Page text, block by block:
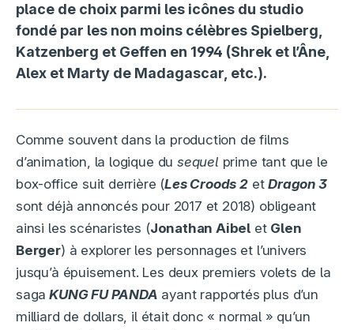
place de choix parmi les icônes du studio
fondé par les non moins célèbres Spielberg,
Katzenberg et Geffen en 1994 (Shrek et l’Âne,
Alex et Marty de Madagascar, etc.).
Comme souvent dans la production de films
d’animation, la logique du sequel prime tant que le
box-office suit derrière (Les Croods 2etDragon 3
sont déjà annoncés pour 2017 et 2018) obligeant
ainsi les scénaristes (Jonathan Aibel et Glen
Berger) à explorer les personnages et l’univers
jusqu’à épuisement. Les deux premiers volets de la
saga KUNG FU PANDA ayant rapportés plus d’un
milliard de dollars, il était donc « normal » qu’un